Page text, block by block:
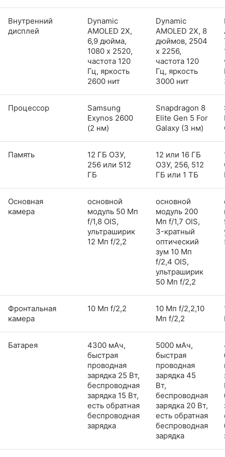
Внутренний
дисплей
Dynamic
AMOLED 2X,
6,9 дюйма,
1080 x 2520,
частота 120
Гц, яркость
2600 нит
Dynamic
AMOLED 2X, 8
дюймов, 2504
x 2256,
частота 120
Гц, яркость
3000 нит
Процессор
Samsung
Exynos 2600
(2 нм)
Snapdragon 8
Elite Gen 5 For
Galaxy (3 нм)
Память
12 ГБ ОЗУ,
256 или 512
ГБ
12 или 16 ГБ
ОЗУ, 256, 512
ГБ или 1 ТБ
Основная
камера
основной
модуль 50 Мп
f/1,8 OIS,
ультраширик
12 Мп f/2,2
основной
модуль 200
Мп f/1,7 OIS,
3-кратный
оптический
зум 10 Мп
f/2,4 OIS,
ультраширик
50 Мп f/2,2
Фронтальная
камера
10 Мп f/2,2
10 Мп f/2,2,10
Мп f/2,2
Батарея
4300 мАч,
быстрая
проводная
зарядка 25 Вт,
беспроводная
зарядка 15 Вт,
есть обратная
беспроводная
зарядка
5000 мАч,
быстрая
проводная
зарядка 45
Вт,
беспроводная
зарядка 20 Вт,
есть обратная
беспроводная
зарядка